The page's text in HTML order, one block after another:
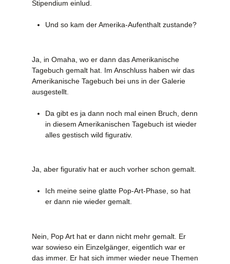
Stipendium einlud.
Und so kam der Amerika-Aufenthalt zustande?
Ja, in Omaha, wo er dann das Amerikanische
Tagebuch gemalt hat. Im Anschluss haben wir das
Amerikanische Tagebuch bei uns in der Galerie
ausgestellt.
Da gibt es ja dann noch mal einen Bruch, denn
in diesem Amerikanischen Tagebuch ist wieder
alles gestisch wild figurativ.
Ja, aber figurativ hat er auch vorher schon gemalt.
Ich meine seine glatte Pop-Art-Phase, so hat
er dann nie wieder gemalt.
Nein, Pop Art hat er dann nicht mehr gemalt. Er
war sowieso ein Einzelgänger, eigentlich war er
das immer. Er hat sich immer wieder neue Themen